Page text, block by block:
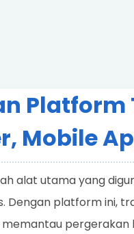
Mobile
alat utama yang
Dengan platform ini,
memantau